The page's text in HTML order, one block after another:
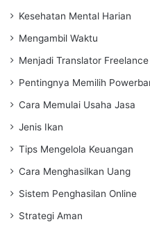
Kesehatan Mental Harian
Mengambil Waktu
Menjadi Translator Freelance
Pentingnya Memilih
Cara Memulai Usaha Jasa
Jenis Ikan
Tips Mengelola Keuangan
Cara Menghasilkan Uang
Sistem Penghasilan Online
Strategi Aman